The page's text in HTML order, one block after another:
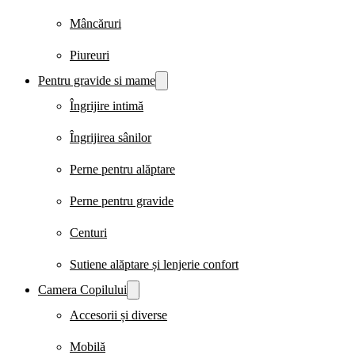
Mâncăruri
Piureuri
Pentru gravide si mame
Îngrijire intimă
Îngrijirea sânilor
Perne pentru alăptare
Perne pentru gravide
Centuri
Sutiene alăptare și lenjerie confort
Camera Copilului
Accesorii și diverse
Mobilă